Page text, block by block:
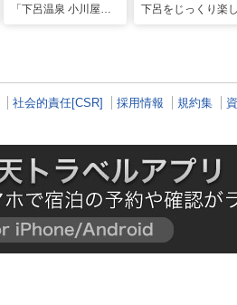
「下呂温泉 小川屋」
下呂をじっくり楽
社会的責任[CSR] 採用情報 規約集